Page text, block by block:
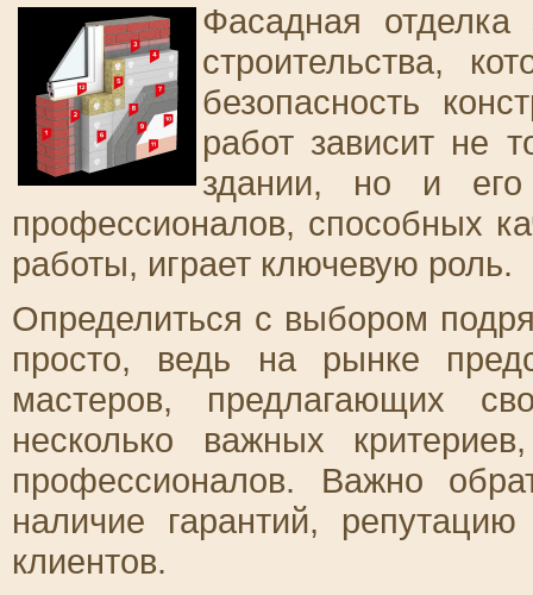
Фасадная
строительства,
безопасность
работ зависит не
здании, но и его
профессионалов, способных
работы, играет ключевую роль.
Определиться с выбором
просто, ведь на рынке
мастеров, предлагающих
несколько важных
профессионалов. Важно
наличие гарантий,
клиентов.